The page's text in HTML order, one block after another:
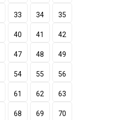
33 34 35
40 41 42
47 48 49
54 55 56
61 62 63
68 69 70